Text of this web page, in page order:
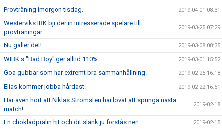
Provträning imorgon tisdag. 2019-04-01 08:31
Westerviks IBK bjuder in intresserade spelare till
provträningar.
2019-03-25 07:29
Nu gäller det! 2019-03-08 08:35
WIBK:s "Bad Boy" ger alltid 110% 2019-03-01 15:52
Goa gubbar som har extremt bra sammanhållning. 2019-02-25 16:18
Elias kommer jobba hårdast. 2019-02-22 16:51
Har även hört att Niklas Strömsten har lovat att springa nästa
match!
2019-02-18
En chokladpralin hit och dit slank ju förstås ner! 2019-02-15